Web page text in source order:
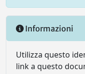
Informazioni
Utilizza questo
link a questo